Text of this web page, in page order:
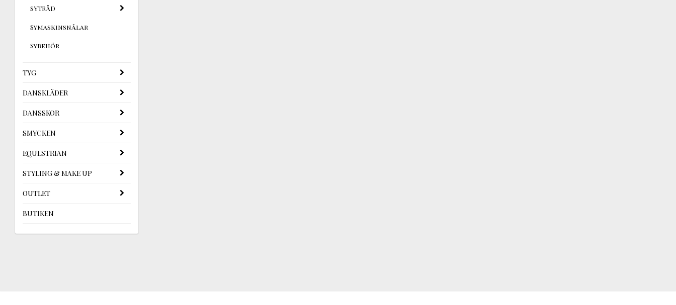
SYTRÅD
Symaskinsnålar
Sybehör
TYG
DANSKLÄDER
DANSSKOR
SMYCKEN
EQUESTRIAN
STYLING & MAKE UP
OUTLET
BUTIKEN